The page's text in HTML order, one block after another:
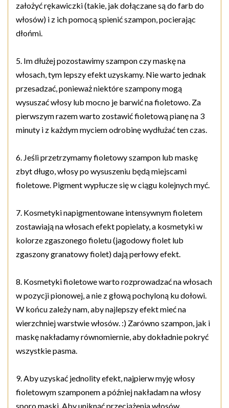
założyć rękawiczki (takie, jak dołączane są do farb do
włosów) i z ich pomocą spienić szampon, pocierając
dłońmi.
5. Im dłużej pozostawimy szampon czy maskę na
włosach, tym lepszy efekt uzyskamy. Nie warto jednak
przesadzać, ponieważ niektóre szampony mogą
wysuszać włosy lub mocno je barwić na fioletowo. Za
pierwszym razem warto zostawić fioletową pianę na 3
minuty i z każdym myciem odrobinę wydłużać ten czas.
6. Jeśli przetrzymamy fioletowy szampon lub maskę
zbyt długo, włosy po wysuszeniu będą miejscami
fioletowe. Pigment wypłucze się w ciągu kolejnych myć.
7. Kosmetyki napigmentowane intensywnym fioletem
zostawiają na włosach efekt popielaty, a kosmetyki w
kolorze zgaszonego fioletu (jagodowy fiolet lub
zgaszony granatowy fiolet) dają perłowy efekt.
8. Kosmetyki fioletowe warto rozprowadzać na włosach
w pozycji pionowej, a nie z głową pochyloną ku dołowi.
W końcu zależy nam, aby najlepszy efekt mieć na
wierzchniej warstwie włosów. :) Zarówno szampon, jak i
maskę nakładamy równomiernie, aby dokładnie pokryć
wszystkie pasma.
9. Aby uzyskać jednolity efekt, najpierw myję włosy
fioletowym szamponem a później nakładam na włosy
sporo maski. Aby uniknąć przeciążenia włosów,